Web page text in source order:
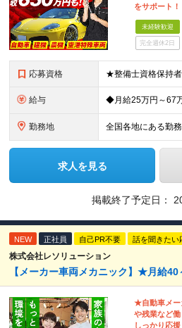
をサポート！
未経験歓迎
完全週休2日
応募資格
給与
勤務地
求人を見る
掲載終了予定日：
NEW 正社員 自己PR不要 話を聞きたい
株式会社レソリューション
【メーカー車両メカニック】★月給
★自動車メー
や残業など
しっかり応援